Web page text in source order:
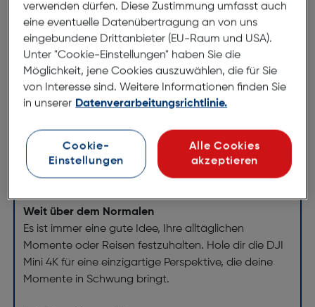
Lasse deiner Fantasie freien Lauf
Unter 249 g
Einfach zu verwenden
10 km Videoübertragung
31 Minuten max. Flugzeit
Flugfähig bis Windstärke 5 (38 km/h)
Eine Perspektive
Weit über dem Normalen
Es ist immer eine gute Idee, Ihre alltäglichen
Momente oder Reisen festzuhalten. Hole dir die DJI
Mini 4K für eine einzigartige Perspektive, die deine
Momente in Schwung bringt.
verwenden dürfen. Diese Zustimmung umfasst auch
eine eventuelle Datenübertragung an von uns
eingebundene Drittanbieter (EU-Raum und USA).
Unter "Cookie-Einstellungen" haben Sie die
Möglichkeit, jene Cookies auszuwählen, die für Sie
von Interesse sind. Weitere Informationen finden Sie
in unserer Datenverarbeitungsrichtlinie.
Cookie-
Einstellungen
Alle Cookies
akzeptieren